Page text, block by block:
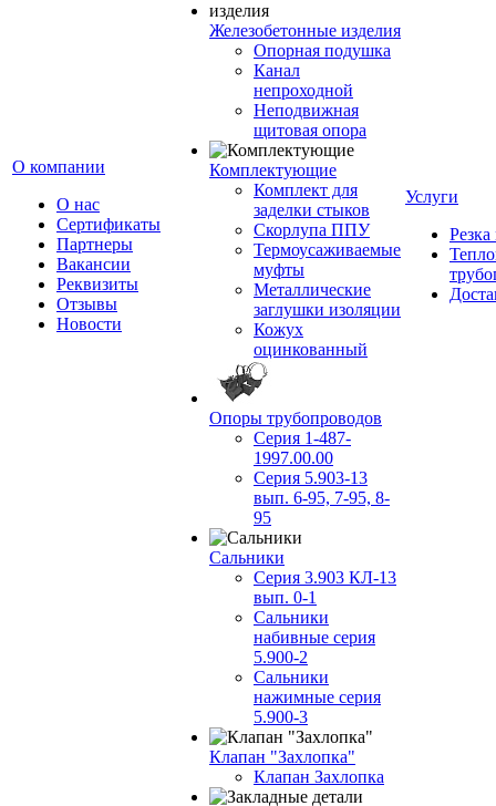
О компании
О нас
Сертификаты
Партнеры
Вакансии
Реквизиты
Отзывы
Новости
Железобетонные изделия
Опорная подушка
Канал
непроходной
Неподвижная
щитовая опора
Комплектующие
Комплект для
заделки стыков
Скорлупа ППУ
Термоусаживаемые
муфты
Металлические
заглушки изоляции
Кожух
оцинкованный
Опоры трубопроводов
Серия 1-487-
1997.00.00
Серия 5.903-13
вып. 6-95, 7-95, 8-
95
Сальники
Серия 3.903 КЛ-13
вып. 0-1
Сальники
набивные серия
5.900-2
Сальники
нажимные серия
5.900-3
Клапан "Захлопка"
Клапан Захлопка
Услуги
Резка